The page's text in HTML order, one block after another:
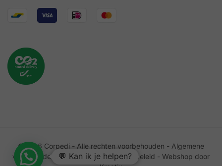
©2026 Corpedi - Alle rechten voorbehouden - Algemene
voorwaarden
-Privacybeleid- Cookiebeleid - Webshop door
💬 Kan ik je helpen?